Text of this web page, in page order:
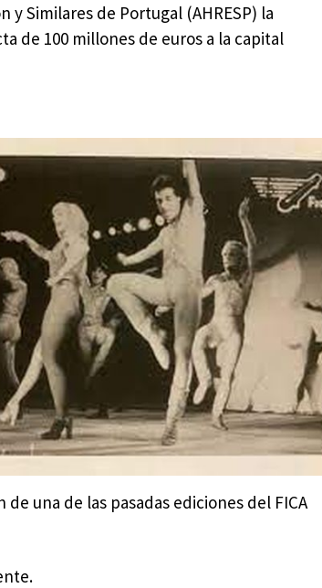
y Similares de Portugal (AHRESP) la
de 100 millones de euros a la capital
de una de las pasadas ediciones del FICA